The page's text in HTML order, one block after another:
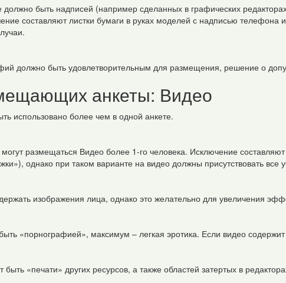
быть надписей (например сделанных в графических
составляют листки бумаги в руках моделей с надписью телефона
должно быть удовлетворительным для размещения, решение о
анкеты: Видео
использовано более чем в одной анкете.
размещаться Видео более 1-го человека. Исключение
однако при таком варианте на видео должны присутствовать все
изображения лица, однако это желательно для увеличения
«порнографией», максимум – легкая эротика. Если видео содержит
«печати» других ресурсов, а также областей затертых в